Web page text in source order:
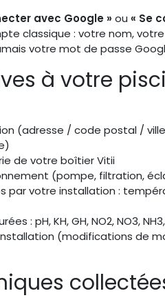
avec Google » ou « Se
classique : votre nom,
votre mot de passe
à votre
(adresse / code postal /
de votre boîtier Vitii
(pompe, filtration,
par votre installation :
: pH, KH, GH, NO2, NO3,
(modifications de